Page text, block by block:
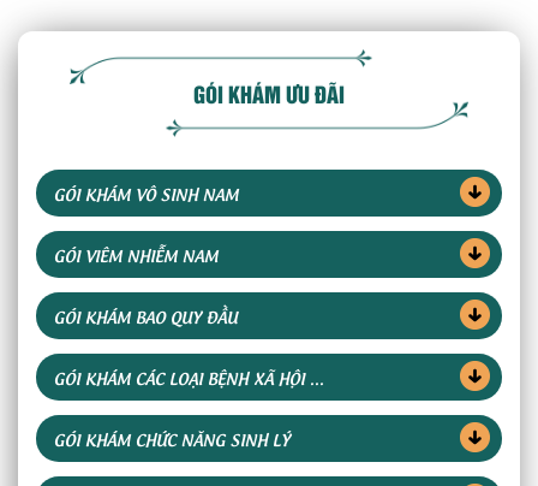
GÓI KHÁM ƯU ĐÃI
GÓI KHÁM VÔ SINH NAM
GÓI VIÊM NHIỄM NAM
GÓI KHÁM BAO QUY ĐẦU
GÓI KHÁM CÁC LOẠI BỆNH XÃ HỘI ...
GÓI KHÁM CHỨC NĂNG SINH LÝ